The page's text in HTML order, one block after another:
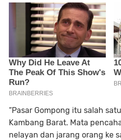
“Pasar Gompong itu salah
Kambang Barat. Mata
nelayan dan jarang orang ke